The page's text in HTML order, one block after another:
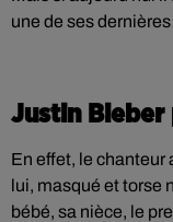
une de ses
Justin Bieber
En effet, le chanteur
lui, masqué et torse
bébé, sa nièce, le